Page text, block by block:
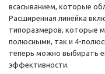
всасыванием, которые
Расширенная линейка
типоразмеров, которые
полюсными, так и 4-
теперь можно выбирать
эффективности.